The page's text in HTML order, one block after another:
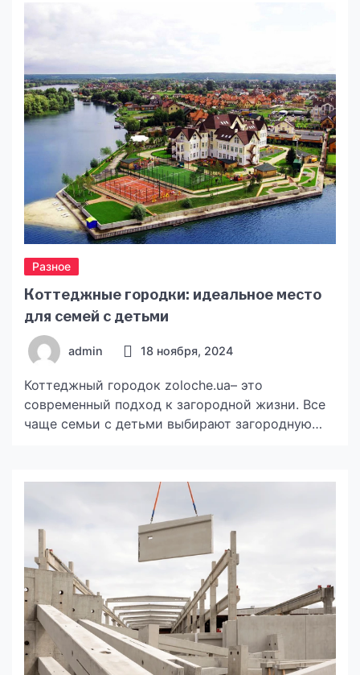
не обов’язково робити, адже є вживані
Разное
Коттеджные городки: идеальное место
для семей с детьми
admin 18 ноября, 2024
Коттеджный городок zoloche.ua– это
современный подход к загородной жизни. Все
чаще семьи с детьми выбирают загородную
мегаполисам. Киевская область в этом плане
особенно привлекательна: здесь активно
развиваются коттеджные городки,
предлагающие не просто жилье, а полноценную
инфраструктуру для комфортной жизни всей
семьи. Инфраструктура для детей Если […]